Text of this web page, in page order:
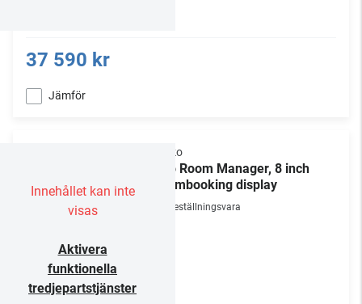
37 590 kr
Jämför
Innehållet kan inte
visas
Aktivera
funktionella
tredjepartstjänster
Evoko
Liso Room Manager, 8 inch
Roombooking display
Beställningsvara